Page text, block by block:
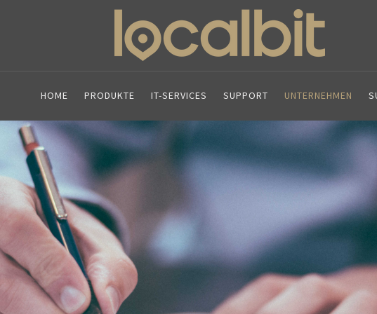
HOME PRODUKTE IT-SERVICES SUPPORT UNTERNEHMEN